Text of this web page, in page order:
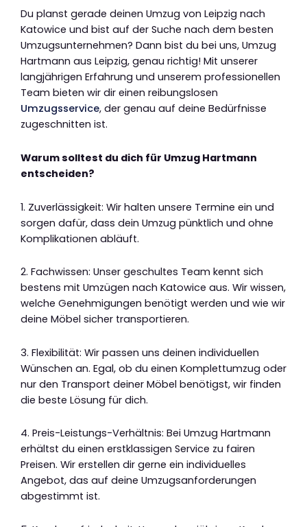
Du planst gerade deinen Umzug von Leipzig nach
Katowice und bist auf der Suche nach dem besten
Umzugsunternehmen? Dann bist du bei uns, Umzug
Hartmann aus Leipzig, genau richtig! Mit unserer
langjährigen Erfahrung und unserem professionellen
Team bieten wir dir einen reibungslosen
Umzugsservice, der genau auf deine Bedürfnisse
zugeschnitten ist.
Warum solltest du dich für Umzug Hartmann
entscheiden?
1. Zuverlässigkeit: Wir halten unsere Termine ein und
sorgen dafür, dass dein Umzug pünktlich und ohne
Komplikationen abläuft.
2. Fachwissen: Unser geschultes Team kennt sich
bestens mit Umzügen nach Katowice aus. Wir wissen,
welche Genehmigungen benötigt werden und wie wir
deine Möbel sicher transportieren.
3. Flexibilität: Wir passen uns deinen individuellen
Wünschen an. Egal, ob du einen Komplettumzug oder
nur den Transport deiner Möbel benötigst, wir finden
die beste Lösung für dich.
4. Preis-Leistungs-Verhältnis: Bei Umzug Hartmann
erhältst du einen erstklassigen Service zu fairen
Preisen. Wir erstellen dir gerne ein individuelles
Angebot, das auf deine Umzugsanforderungen
abgestimmt ist.